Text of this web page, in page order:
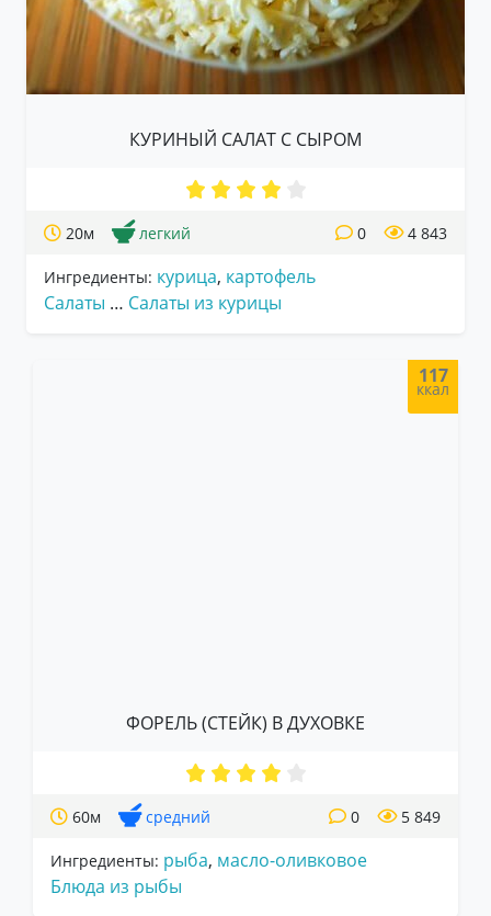
КУРИНЫЙ САЛАТ С СЫРОМ
20м легкий 4 843
0
Ингредиенты: курица, картофель
Салаты … Салаты из курицы
117
ккал
ФОРЕЛЬ (СТЕЙК) В ДУХОВКЕ
60м средний 5 849
0
Ингредиенты: рыба, масло-оливковое
Блюда из рыбы